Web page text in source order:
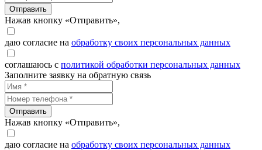
Отправить
Нажав кнопку «Отправить»,
даю согласие на обработку своих персональных данных
соглашаюсь с политикой обработки персональных данных
Заполните заявку на обратную связь
Отправить
Нажав кнопку «Отправить»,
даю согласие на обработку своих персональных данных